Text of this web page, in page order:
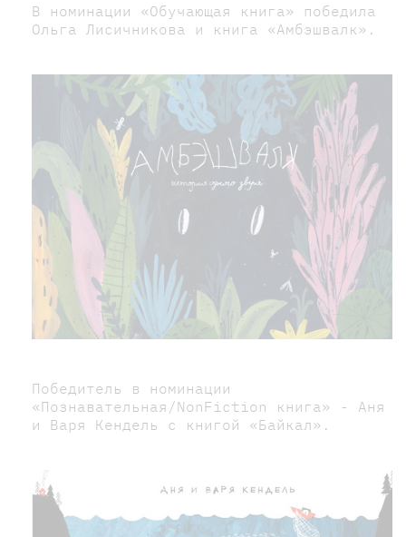
В номинации «Обучающая книга» победила
Ольга Лисичникова и книга «Амбэшвалк».
Победитель в номинации
«Познавательная/NonFiction книга» - Аня
и Варя Кендель с книгой «Байкал».